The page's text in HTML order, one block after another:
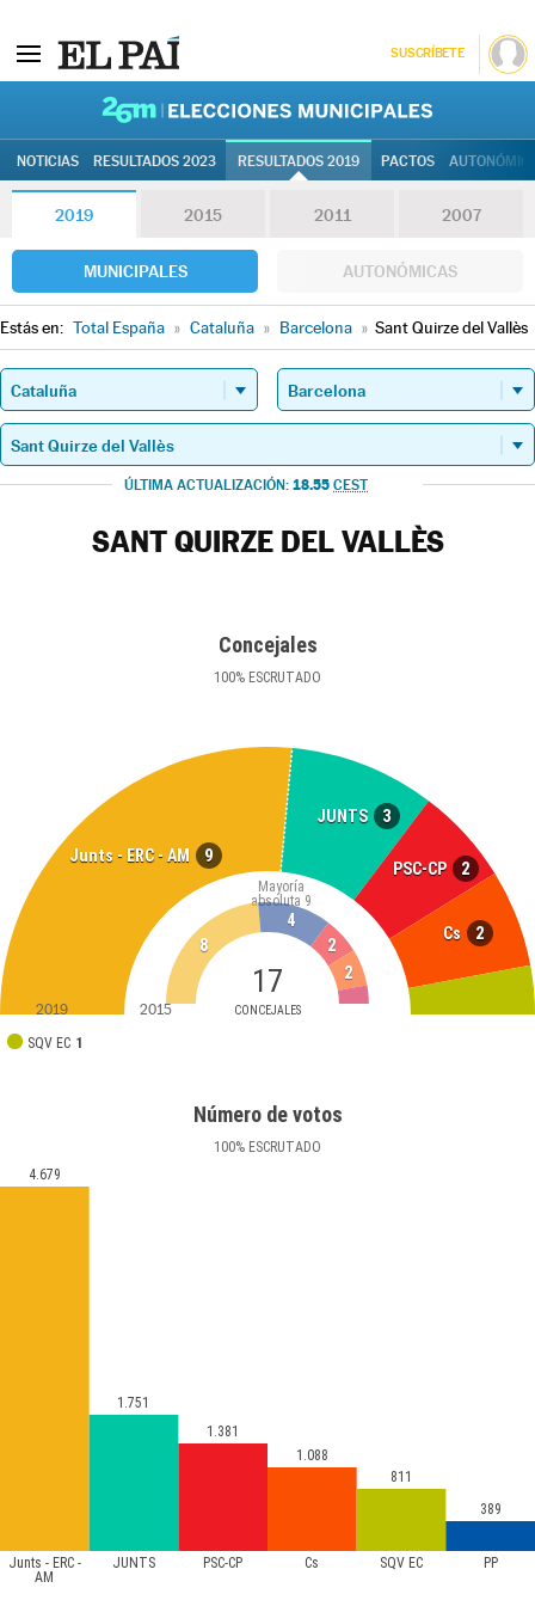
SUSCRÍBETE
NOTICIAS RESULTADOS 2023 RESULTADOS 2019 PACTOS
2019 2015 2011 2007
MUNICIPALES AUTONÓMICAS
Estás en: Total España » Cataluña » Barcelona » Sant Quirze del Vallès
ÚLTIMA ACTUALIZACIÓN: 18.55 CEST
SANT QUIRZE DEL VALLÈS
Concejales
100% ESCRUTADO
Junts - ERC - AM 9
JUNTS 3
PSC-CP 2
Cs 2
17
CONCEJALES
Mayoría
absoluta 9
SQV EC 1
8
4
2
2
2019 2015
Número de votos
100% ESCRUTADO
Junts - ERC -
AM
JUNTS PSC-CP Cs SQV EC PP
4.679
1.751
1.381
1.088
811
389